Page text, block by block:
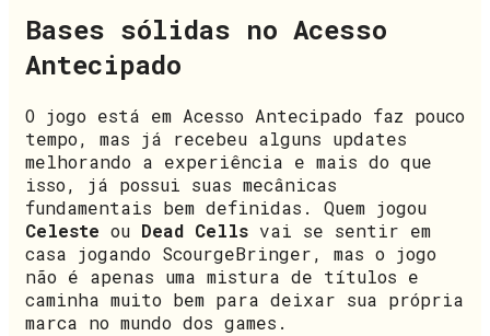
Bases sólidas no Acesso
Antecipado
O jogo está em Acesso Antecipado faz pouco
tempo, mas já recebeu alguns updates
melhorando a experiência e mais do que
isso, já possui suas mecânicas
fundamentais bem definidas. Quem jogou
Celeste ou Dead Cells vai se sentir em
casa jogando ScourgeBringer, mas o jogo
não é apenas uma mistura de títulos e
caminha muito bem para deixar sua própria
marca no mundo dos games.